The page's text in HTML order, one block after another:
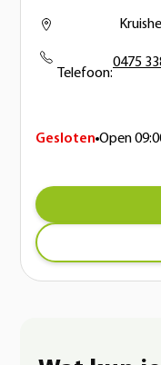
Telefoon:
0475
Gesloten Open